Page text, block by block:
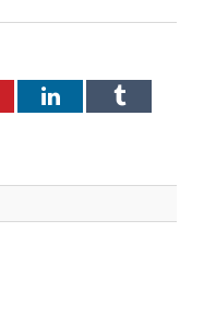
LinkedInTumblr